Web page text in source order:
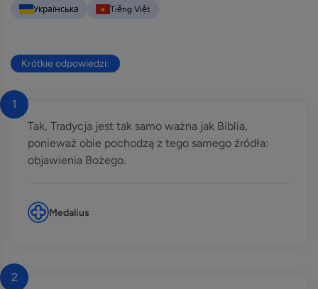
Українська
Tiếng Việt
Krótkie odpowiedzi:
1
Tak, Tradycja jest tak samo ważna jak Biblia,
ponieważ obie pochodzą z tego samego źródła:
objawienia Bożego.
Medalius
2